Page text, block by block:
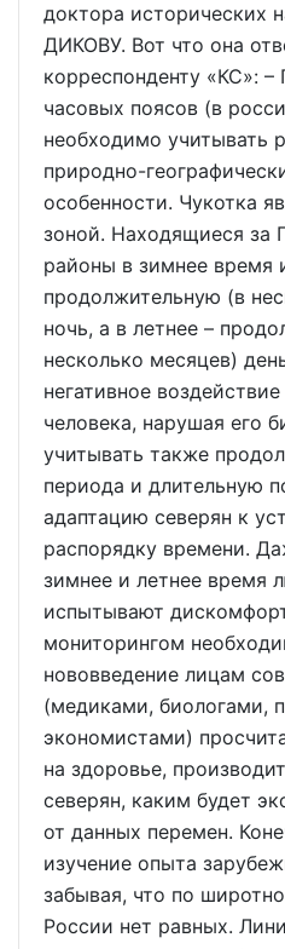
доктора исторических
ДИКОВУ. Вот что она
корреспонденту «КС»:
часовых поясов (в
необходимо учитывать
природно-
особенности. Чукотка
зоной. Находящиеся за
районы в зимнее время
продолжительную (в
ночь, а в летнее –
несколько месяцев)
негативное
человека, нарушая его
учитывать также
периода и длительную
адаптацию северян к
распорядку времени.
зимнее и летнее время
испытывают
мониторингом
нововведение лицам
(медиками, биологами,
экономистами)
на здоровье,
северян, каким будет
от данных перемен.
изучение опыта
забывая, что по
России нет равных.